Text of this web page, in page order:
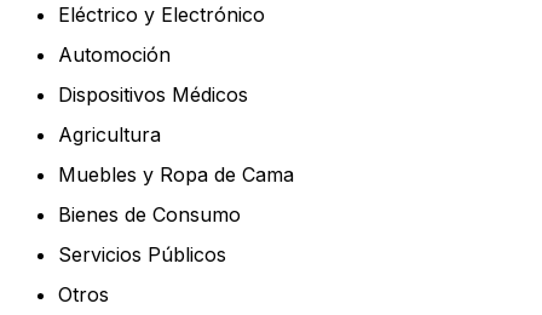
Eléctrico y Electrónico
Automoción
Dispositivos Médicos
Agricultura
Muebles y Ropa de Cama
Bienes de Consumo
Servicios Públicos
Otros